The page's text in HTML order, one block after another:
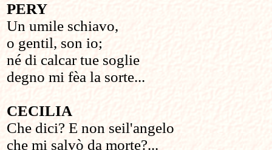
PERY
Un umile schiavo,
o gentil, son io;
né di calcar tue soglie
degno mi fèa la sorte...
CECILIA
Che dici? E non seil'angelo
che mi salvò da morte?...